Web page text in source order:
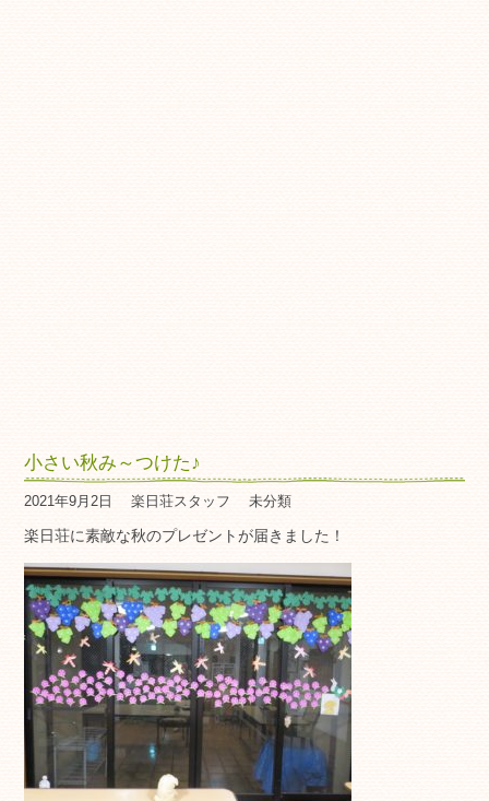
小さい秋み～つけた♪
2021年9月2日 楽日荘スタッフ 未分類
楽日荘に素敵な秋のプレゼントが届きました！